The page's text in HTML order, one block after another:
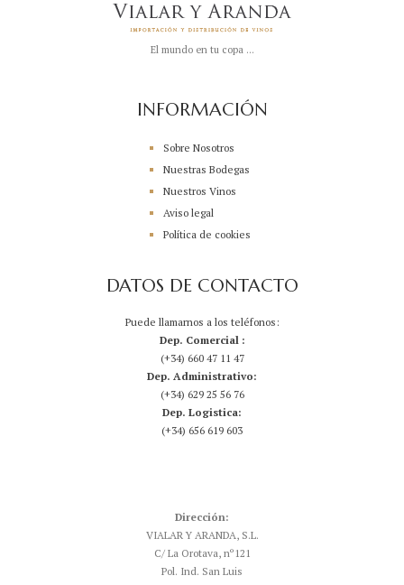
El mundo en tu copa ...
INFORMACIÓN
Sobre Nosotros
Nuestras Bodegas
Nuestros Vinos
Aviso legal
Política de cookies
DATOS DE CONTACTO
Puede llamarnos a los teléfonos:
Dep. Comercial :
(+34) 660 47 11 47
Dep. Administrativo:
(+34) 629 25 56 76
Dep. Logistica:
(+34) 656 619 603
Dirección:
VIALAR Y ARANDA, S.L.
C/ La Orotava, nº121
Pol. Ind. San Luis